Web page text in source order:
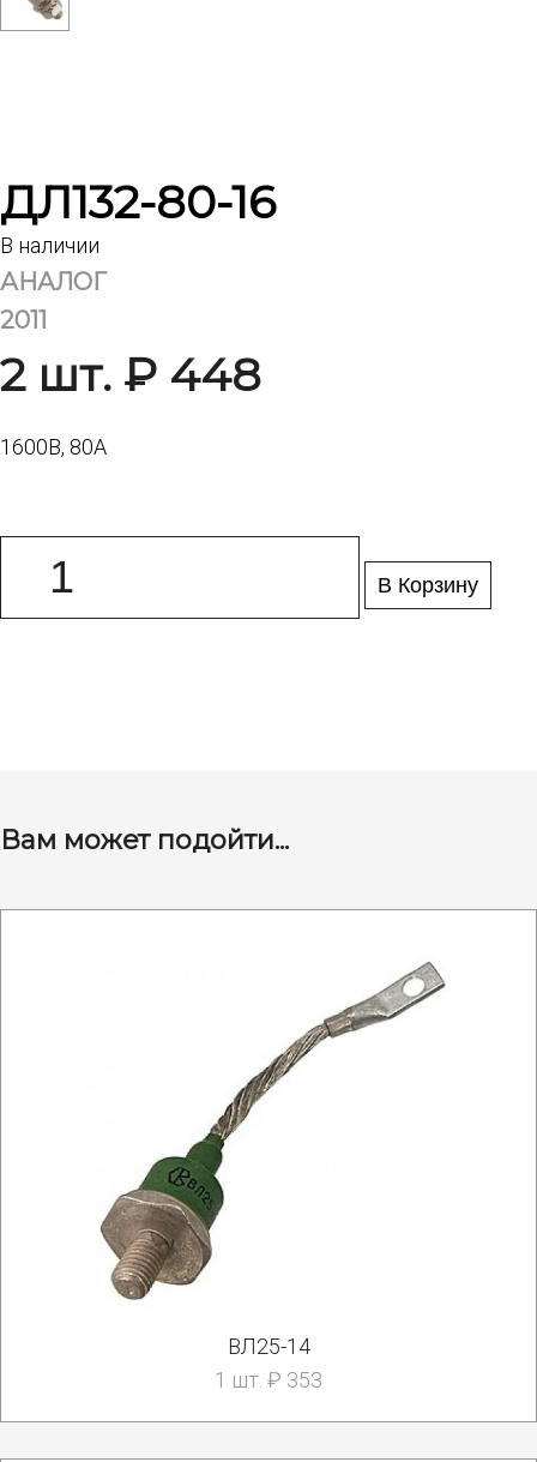
ДЛ132-80-16
В наличии
АНАЛОГ
2011
2 шт. ₽ 448
1600В, 80А
В Корзину
Вам может подойти...
ВЛ25-14
1 шт. ₽ 353